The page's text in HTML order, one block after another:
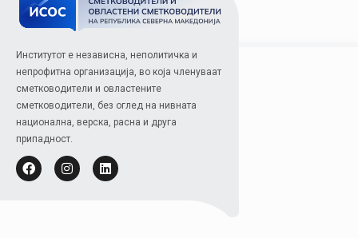
Институтот е независна, неполитичка и
непрофитна организација, во која членуваат
сметководители и овластените
сметководители, без оглед на нивната
национална, верска, расна и друга
припадност.